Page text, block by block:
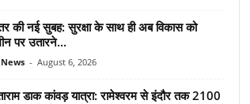
की नई सुबह: सुरक्षा के साथ ही अब विकास को
पर उतारने...
News - August 6, 2026
डाक कांवड़ यात्रा: रामेश्वरम से इंदौर तक 2100